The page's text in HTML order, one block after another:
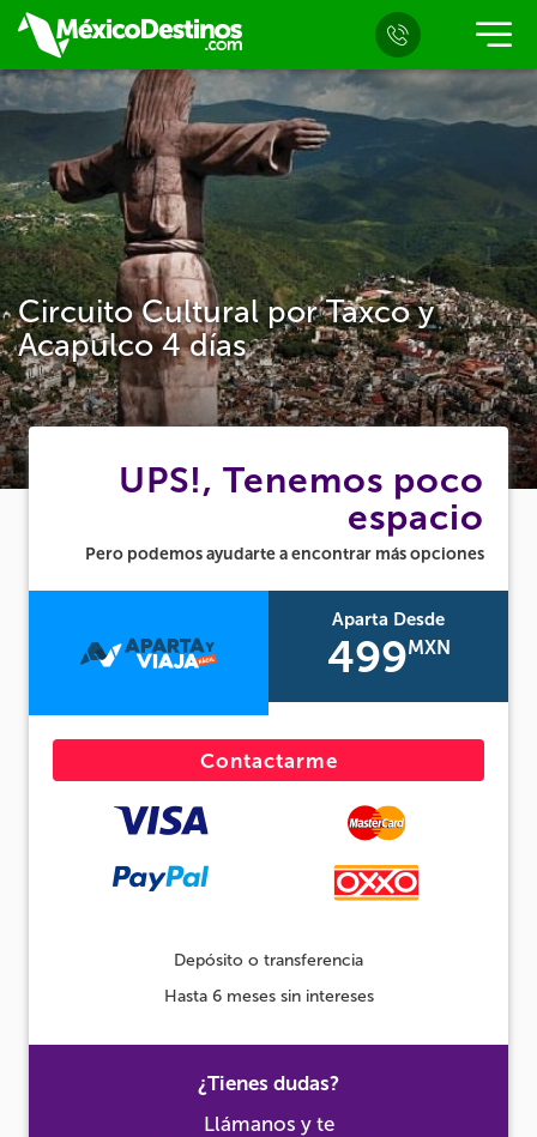
Circuito Cultural por Taxco y
Acapulco 4 días
UPS!, Tenemos poco
espacio
Pero podemos ayudarte a encontrar más opciones
Aparta Desde
499MXN
Contactarme
Depósito o transferencia
Hasta 6 meses sin intereses
¿Tienes dudas?
Llámanos y te